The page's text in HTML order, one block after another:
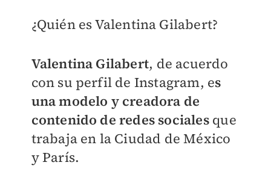
¿Quién esValentina Gilabert?
Valentina Gilabert, de acuerdo
con su perfil de Instagram, es
una modelo y creadora de
contenido de redes socialesque
trabaja en la Ciudad de México
y París.